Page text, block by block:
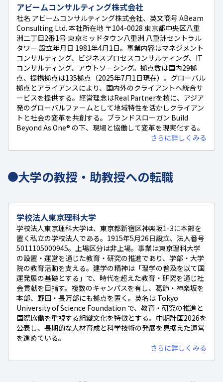
アビームコンサルティング株式会社
社名 アビームコンサルティング株式会社、英文商号 ABeam
Consulting Ltd. 本社所在地 〒104-0028 東京都中央区八重
洲二丁目2番1号 東京ミッドタウン八重洲 八重洲セントラル
タワー 設立年月日 1981年4月1日。事業内容はマネジメント
コンサルティング、ビジネスプロセスコンサルティング、IT
コンサルティング、アウトソーシング。拠点数は国内29拠
点、提携拠点は135拠点（2025年7月1日現在）。グローバル
拠点とアライアンスにより、国内外のクライアントへ統合サ
ービスを提供する。経営理念はReal Partnerを核に、アジア
発のグローバルファームとして地域特性を活かしクライアン
トと社会の変革を共創する。ブランドスローガン Build
Beyond As One® の下、現場と協働して変革を現実化する。
さらに詳しくみる
大学の教授・助教授への転職
学校法人東京理科大学
学校法人東京理科大学は、東京都新宿区神楽坂1-3に本部を
置く私立の学校法人である。1915年5月26日設立、法人番号
5011105000945。上場区分は非上場。事業は東京理科大学
の設置・運営を通じた教育・研究の推進であり、学部・大学
院の教育活動を支える。建学の精神は「理学の普及を以て国
運発展の基礎とする」で、時代を超えた教育・研究を通じ社
会貢献を目指す。複数のキャンパスを有し、葛飾・神楽坂を
本部、野田・長万部にも拠点を置く。英名は Tokyo
University of Science Foundation で、教育・研究の推進と
国際協働を重視する組織文化を特徴とする。中期計画2026を
公表し、長期的な人材育成と科学技術の発展を見据えた運営
を進めている。
さらに詳しくみる